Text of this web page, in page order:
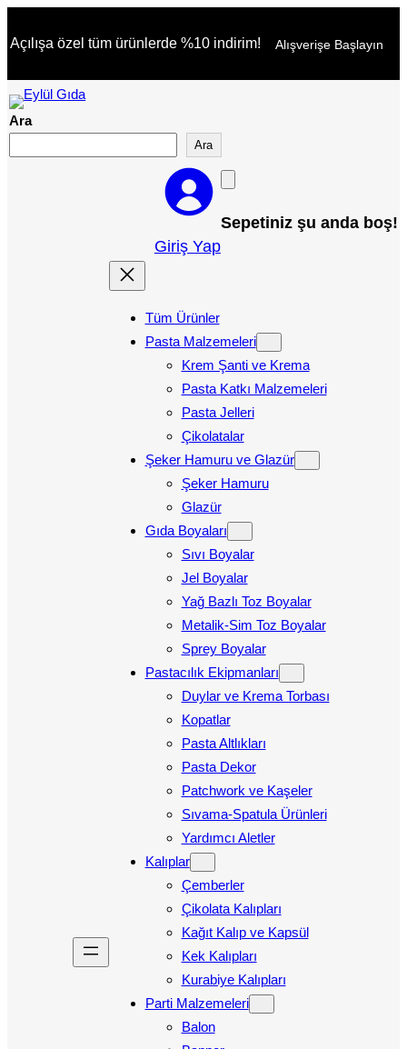
geç
Açılışa özel tüm ürünlerde %10 indirim! Alışverişe Başlayın
Ara
Ara
Giriş Yap
Sepetiniz şu anda boş!
Tüm Ürünler
Pasta Malzemeleri
Krem Şanti ve Krema
Pasta Katkı Malzemeleri
Pasta Jelleri
Çikolatalar
Şeker Hamuru ve Glazür
Şeker Hamuru
Glazür
Gıda Boyaları
Sıvı Boyalar
Jel Boyalar
Yağ Bazlı Toz Boyalar
Metalik-Sim Toz Boyalar
Sprey Boyalar
Pastacılık Ekipmanları
Duylar ve Krema Torbası
Kopatlar
Pasta Altlıkları
Pasta Dekor
Patchwork ve Kaşeler
Sıvama-Spatula Ürünleri
Yardımcı Aletler
Kalıplar
Çemberler
Çikolata Kalıpları
Kağıt Kalıp ve Kapsül
Kek Kalıpları
Kurabiye Kalıpları
Parti Malzemeleri
Balon